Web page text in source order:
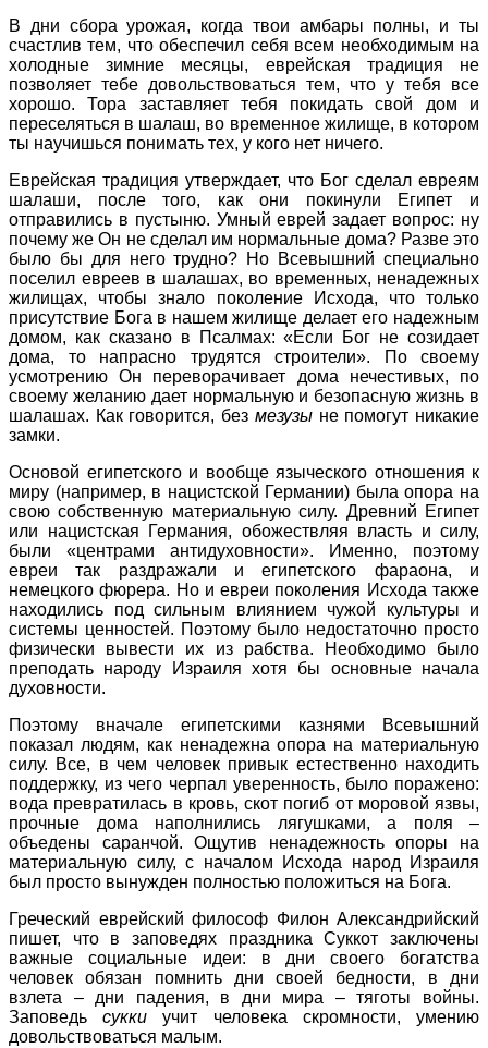
В дни сбора урожая, когда твои амбары полны, и ты
счастлив тем, что обеспечил себя всем необходимым на
холодные зимние месяцы, еврейская традиция не
позволяет тебе довольствоваться тем, что у тебя все
хорошо. Тора заставляет тебя покидать свой дом и
переселяться в шалаш, во временное жилище, в котором
ты научишься понимать тех, у кого нет ничего.
Еврейская традиция утверждает, что Бог сделал евреям
шалаши, после того, как они покинули Египет и
отправились в пустыню. Умный еврей задает вопрос: ну
почему же Он не сделал им нормальные дома? Разве это
было бы для него трудно? Но Всевышний специально
поселил евреев в шалашах, во временных, ненадежных
жилищах, чтобы знало поколение Исхода, что только
присутствие Бога в нашем жилище делает его надежным
домом, как сказано в Псалмах: «Если Бог не созидает
дома, то напрасно трудятся строители». По своему
усмотрению Он переворачивает дома нечестивых, по
своему желанию дает нормальную и безопасную жизнь в
шалашах. Как говорится, без мезузыне помогут никакие
замки.
Основой египетского и вообще языческого отношения к
миру (например, в нацистской Германии) была опора на
свою собственную материальную силу. Древний Египет
или нацистская Германия, обожествляя власть и силу,
были «центрами антидуховности». Именно, поэтому
евреи так раздражали и египетского фараона, и
немецкого фюрера. Но и евреи поколения Исхода также
находились под сильным влиянием чужой культуры и
системы ценностей. Поэтому было недостаточно просто
физически вывести их из рабства. Необходимо было
преподать народу Израиля хотя бы основные начала
духовности.
Поэтому вначале египетскими казнями Всевышний
показал людям, как ненадежна опора на материальную
силу. Все, в чем человек привык естественно находить
поддержку, из чего черпал уверенность, было поражено:
вода превратилась в кровь, скот погиб от моровой язвы,
прочные дома наполнились лягушками, а поля –
объедены саранчой. Ощутив ненадежность опоры на
материальную силу, с началом Исхода народ Израиля
был просто вынужден полностью положиться на Бога.
Греческий еврейский философ Филон Александрийский
пишет, что в заповедях праздника Суккот заключены
важные социальные идеи: в дни своего богатства
человек обязан помнить дни своей бедности, в дни
взлета – дни падения, в дни мира – тяготы войны.
Заповедьсукки учит человека скромности, умению
довольствоваться малым.